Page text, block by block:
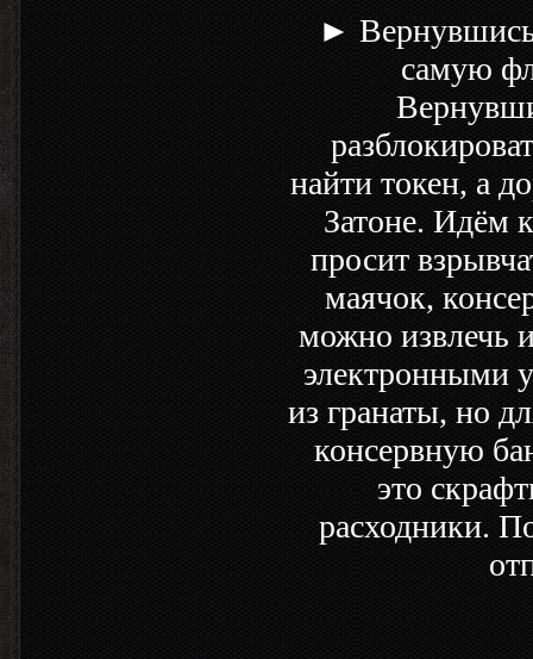
► Вернувшись
самую
найти токен, а
Затоне. Идём
просит
маячок,
можно извлечь
электронными
из гранаты, но
консервную
это
расходники.